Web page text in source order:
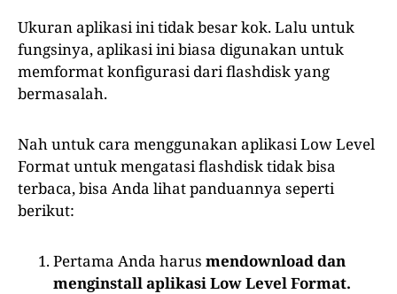
Ukuran aplikasi ini tidak besar kok. Lalu untuk
fungsinya, aplikasi ini biasa digunakan untuk
memformat konfigurasi dari flashdisk yang
bermasalah.
Nah untuk cara menggunakan aplikasi Low Level
Format untuk mengatasi flashdisk tidak bisa
terbaca, bisa Anda lihat panduannya seperti
berikut:
Pertama Anda harus mendownload dan
menginstall aplikasi Low Level Format.